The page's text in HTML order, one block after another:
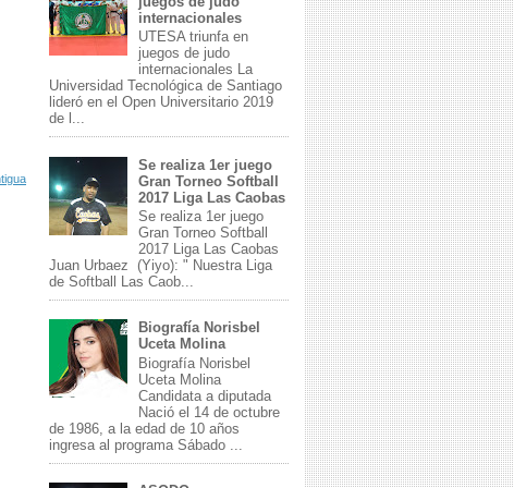
internacionales
UTESA triunfa en
juegos de judo
internacionales La
Universidad Tecnológica de Santiago
lideró en el Open Universitario 2019
de l...
Se realiza 1er juego
Gran Torneo Softball
2017 Liga Las Caobas
Se realiza 1er juego
Gran Torneo Softball
2017 Liga Las Caobas
Juan Urbaez (Yiyo): " Nuestra Liga
de Softball Las Caob...
Biografía Norisbel
Uceta Molina
Biografía Norisbel
Uceta Molina
Candidata a diputada
Nació el 14 de octubre
de 1986, a la edad de 10 años
ingresa al programa Sábado ...